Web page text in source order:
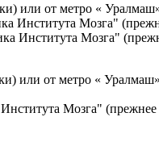
или от метро «
Института Мозга"
Института Мозга"
или от метро «
Мозга"